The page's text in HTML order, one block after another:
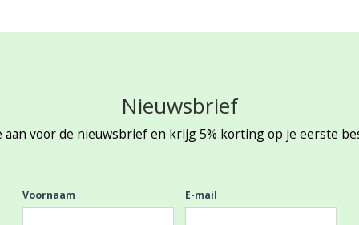
Nieuwsbrief
aan voor de nieuwsbrief en krijg 5% korting op je eerste
Voornaam E-mail